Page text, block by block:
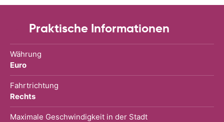
Praktische Informationen
Währung
Euro
Fahrtrichtung
Rechts
Maximale Geschwindigkeit in der Stadt